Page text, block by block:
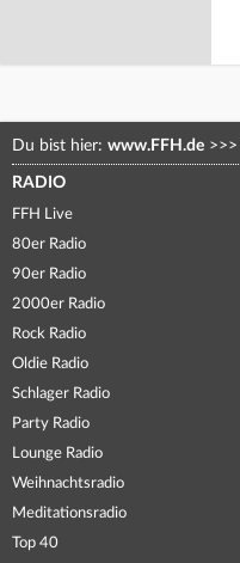
Du bist hier: www.FFH.de >>>
RADIO
FFH Live
80er Radio
90er Radio
2000er Radio
Rock Radio
Oldie Radio
Schlager Radio
Party Radio
Lounge Radio
Weihnachtsradio
Meditationsradio
Top 40